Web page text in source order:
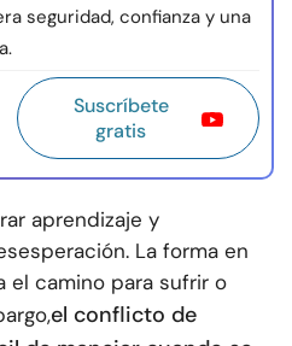
seguridad, confianza y una
Suscríbete
gratis
aprendizaje y
La forma en
el camino para sufrir o
el conflicto de